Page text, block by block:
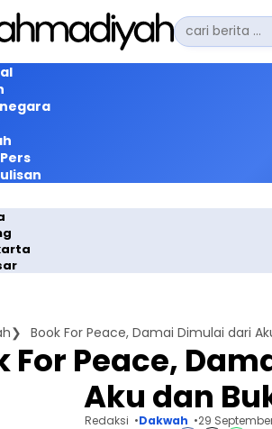
Pencarian
untuk:
Book For Peace, Damai Dimulai dari
For Peace,
Aku dan
Redaksi Dakwah 29